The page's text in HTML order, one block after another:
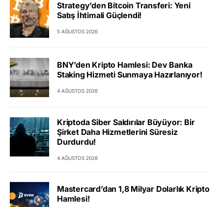
Strategy’den Bitcoin Transferi: Yeni
Satış İhtimali Güçlendi!
5 AĞUSTOS 2026
BNY’den Kripto Hamlesi: Dev Banka
Staking Hizmeti Sunmaya Hazırlanıyor!
4 AĞUSTOS 2026
Kriptoda Siber Saldırılar Büyüyor: Bir
Şirket Daha Hizmetlerini Süresiz
Durdurdu!
4 AĞUSTOS 2026
Mastercard’dan 1,8 Milyar Dolarlık Kripto
Hamlesi!